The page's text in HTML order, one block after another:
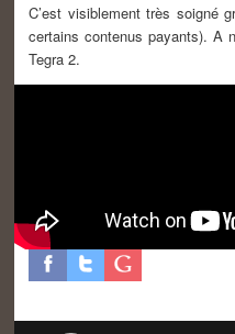
C’est visiblement très soigné
certains contenus payants). A
Tegra 2.